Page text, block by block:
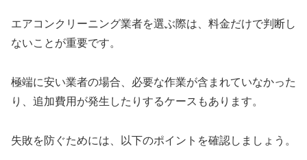
エアコンクリーニング業者を選ぶ際は、料金だけで判断し
ないことが重要です。
極端に安い業者の場合、必要な作業が含まれていなかった
り、追加費用が発生したりするケースもあります。
失敗を防ぐためには、以下のポイントを確認しましょう。